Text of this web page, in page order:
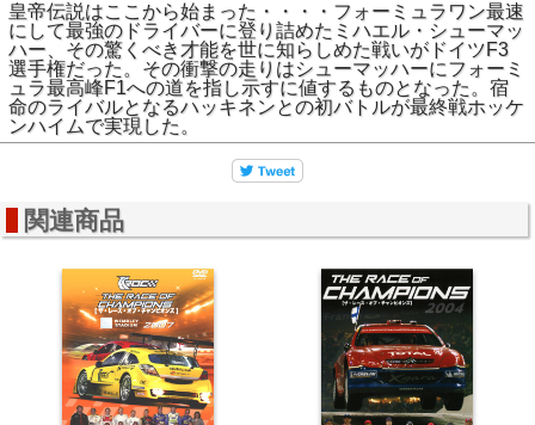
皇帝伝説はここから始まった・・・・フォーミュラワン最速
にして最強のドライバーに登り詰めたミハエル・シューマッ
ハー、その驚くべき才能を世に知らしめた戦いがドイツF3
選手権だった。その衝撃の走りはシューマッハーにフォーミ
ュラ最高峰F1への道を指し示すに値するものとなった。宿
命のライバルとなるハッキネンとの初バトルが最終戦ホッケ
ンハイムで実現した。
関連商品